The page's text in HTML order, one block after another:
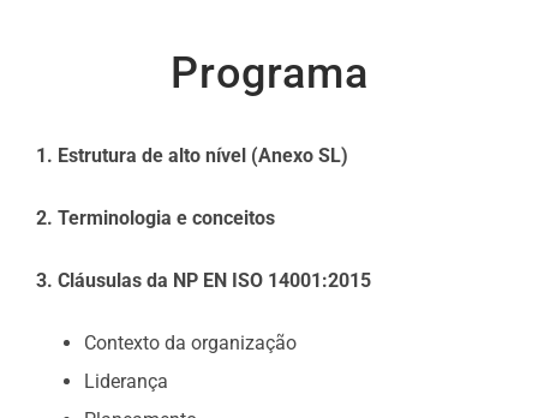
Programa
1. Estrutura de alto nível (Anexo SL)
2. Terminologia e conceitos
3. Cláusulas da NP EN ISO 14001:2015
Contexto da organização
Liderança